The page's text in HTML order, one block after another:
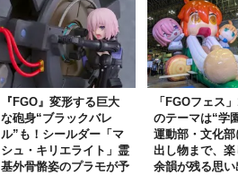
『FGO』変形する巨大
な砲身“ブラックバレ
ル”も！シールダー「マ
シュ・キリエライト」霊
基外骨骼姿のプラモが予
「FGOフェス
のテーマは“学
運動部・文化
出し物まで、
余韻が残る思